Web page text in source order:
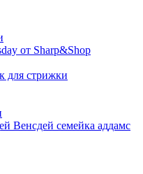
от Sharp&Shop
для стрижки
Венсдей семейка аддамс